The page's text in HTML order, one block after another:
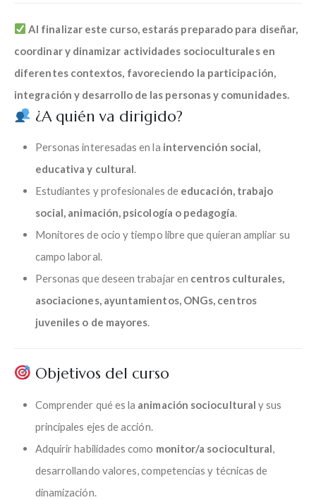
Al finalizar este curso, estarás preparado para diseñar,
coordinar y dinamizar actividades socioculturales en
diferentes contextos, favoreciendo la participación,
integración y desarrollo de las personas y comunidades.
¿A quién va dirigido?
Personas interesadas en la intervención social,
educativa y cultural.
Estudiantes y profesionales de educación, trabajo
social, animación, psicología o pedagogía.
Monitores de ocio y tiempo libre que quieran ampliar su
campo laboral.
Personas que deseen trabajar en centros culturales,
asociaciones, ayuntamientos, ONGs, centros
juveniles o de mayores.
Objetivos del curso
Comprender qué es la animación sociocultural y sus
principales ejes de acción.
Adquirir habilidades como monitor/a sociocultural,
desarrollando valores, competencias y técnicas de
dinamización.